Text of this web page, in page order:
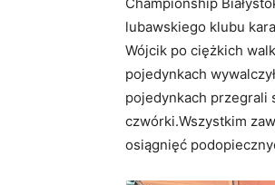
lubawskiego klubu
Wójcik po ciężkich
pojedynkach
pojedynkach przegrali
czwórki.Wszystkim
osiągnięć